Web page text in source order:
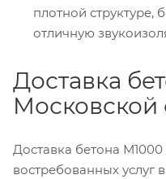
плотной структуре,
отличную
Доставка
Московской
Доставка бетона
востребованных услуг